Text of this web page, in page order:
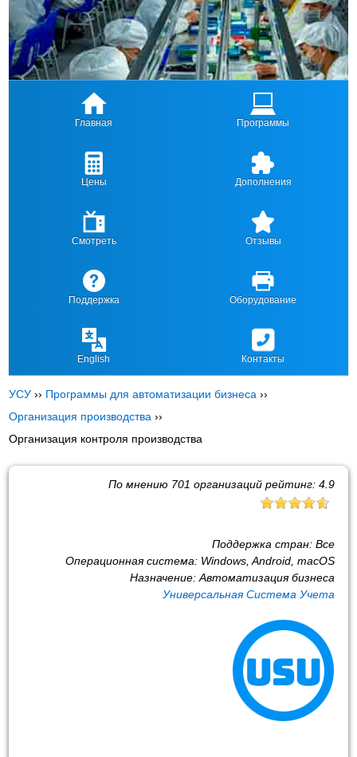
Главная Программы
Цены Дополнения
Смотреть Отзывы
Поддержка Оборудование
English Контакты
УСУ ›› Программы для автоматизации бизнеса ››
Организация производства ››
Организация контроля производства
По мнению 701 организаций рейтинг: 4.9
Поддержка стран: Все
Операционная система: Windows, Android, macOS
Назначение: Автоматизация бизнеса
Универсальная Система Учета